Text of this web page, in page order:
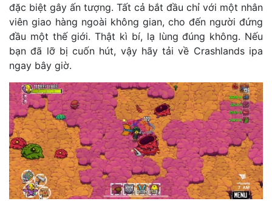
đặc biệt gây ấn tượng. Tất cả bắt đầu chỉ với một nhân
viên giao hàng ngoài không gian, cho đến người đứng
đầu một thế giới. Thật kì bí, lạ lùng đúng không. Nếu
bạn đã lỡ bị cuốn hút, vậy hãy tải về Crashlands ipa
ngay bây giờ.